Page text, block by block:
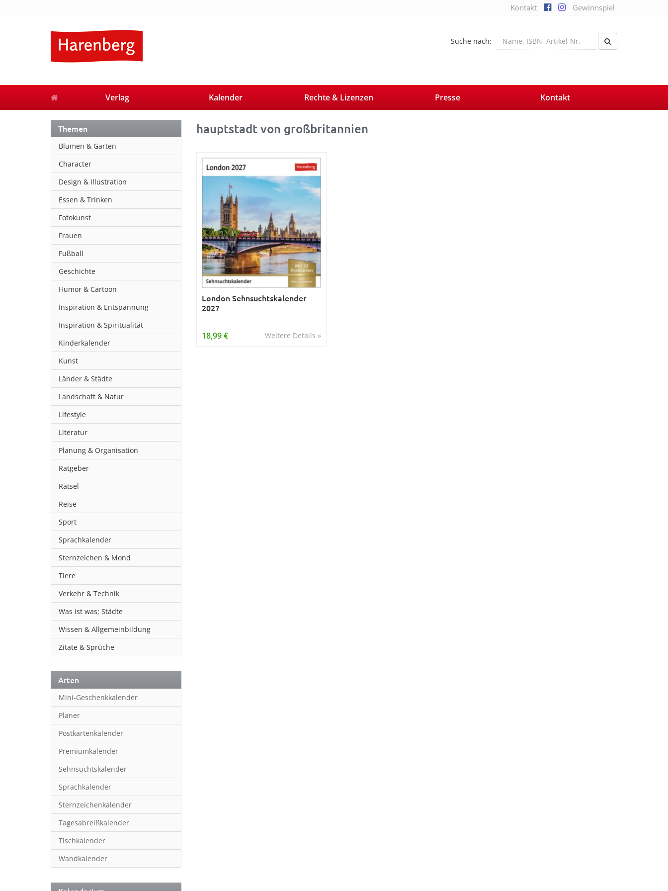
Kontakt Gewinnspiel
Suche nach:
Verlag Kalender Rechte & Lizenzen Presse Kontakt
Themen
Blumen & Garten
Character
Design & Illustration
Essen & Trinken
Fotokunst
Frauen
Fußball
Geschichte
Humor & Cartoon
Inspiration & Entspannung
Inspiration & Spiritualität
Kinderkalender
Kunst
Länder & Städte
Landschaft & Natur
Lifestyle
Literatur
Planung & Organisation
Ratgeber
Rätsel
Reise
Sport
Sprachkalender
Sternzeichen & Mond
Tiere
Verkehr & Technik
Was ist was; Städte
Wissen & Allgemeinbildung
Zitate & Sprüche
Arten
Mini-Geschenkkalender
Planer
Postkartenkalender
Premiumkalender
Sehnsuchtskalender
Sprachkalender
Sternzeichenkalender
Tagesabreißkalender
Tischkalender
Wandkalender
hauptstadt von großbritannien
London Sehnsuchtskalender
2027
Weitere Details »
18,99 €